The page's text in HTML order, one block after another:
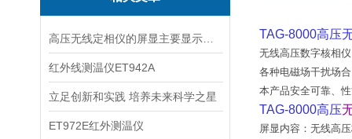
红外线测温仪ET942A
立足创新和实践 培养未来科学之星
ET972E红外测温仪
TAG-8000高压
无线高压数字核相
各种电磁场干扰场
本产品安全可靠、
TAG-8000高压
屏显内容：无线高